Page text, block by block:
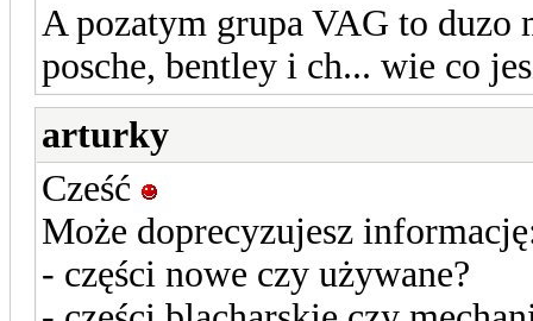
A pozatym grupa VAG to duzo
posche, bentley i ch... wie co
arturky
Cześć
Może doprecyzujesz
- części nowe czy używane?